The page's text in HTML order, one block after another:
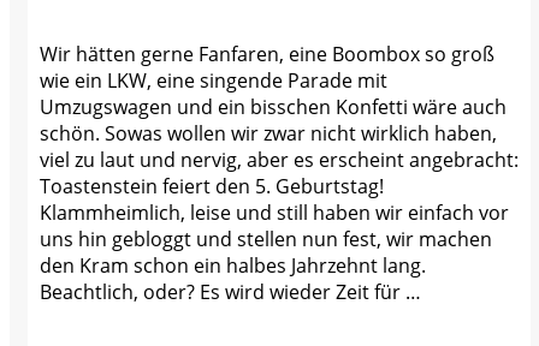
Wir hätten gerne Fanfaren, eine Boombox so groß
wie ein LKW, eine singende Parade mit
Umzugswagen und ein bisschen Konfetti wäre auch
schön. Sowas wollen wir zwar nicht wirklich haben,
viel zu laut und nervig, aber es erscheint angebracht:
Toastenstein feiert den 5. Geburtstag!
Klammheimlich, leise und still haben wir einfach vor
uns hin gebloggt und stellen nun fest, wir machen
den Kram schon ein halbes Jahrzehnt lang.
Beachtlich, oder? Es wird wieder Zeit für …